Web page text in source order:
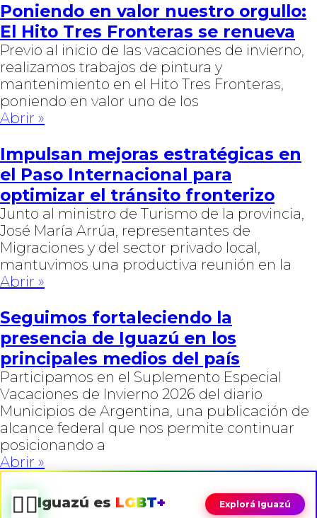
Poniendo en valor nuestro orgullo:
El Hito Tres Fronteras se renueva
Previo al inicio de las vacaciones de invierno,
realizamos trabajos de pintura y
mantenimiento en el Hito Tres Fronteras,
poniendo en valor uno de los
Abrir »
Impulsan mejoras estratégicas en
el Paso Internacional para
optimizar el tránsito fronterizo
Junto al ministro de Turismo de la provincia,
José María Arrúa, representantes de
Migraciones y del sector privado local,
mantuvimos una productiva reunión en la
Abrir »
Seguimos fortaleciendo la
presencia de Iguazú en los
principales medios del país
Participamos en el Suplemento Especial
Vacaciones de Invierno 2026 del diario
Municipios de Argentina, una publicación de
alcance federal que nos permite continuar
posicionando a
Abrir »
🏳️‍🌈Iguazú es LGBT+ Explorá Iguazú